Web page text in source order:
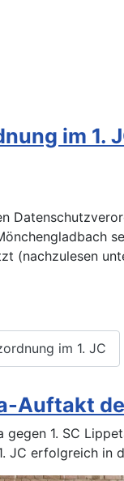
im 1.
(nachzulesen
im 1. JC
Auftakt
1. SC
JC erfolgreich in